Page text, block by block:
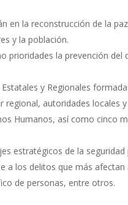
en la reconstrucción de la
y la población.
prioridades la prevención del
y Regionales
regional, autoridades locales
Humanos, así como cinco
estratégicos de la
a los delitos que más
de personas, entre otros.